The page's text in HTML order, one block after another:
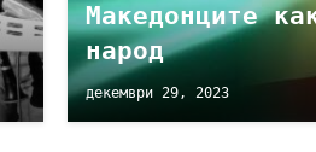
Македонците
народ
декември 29, 2023